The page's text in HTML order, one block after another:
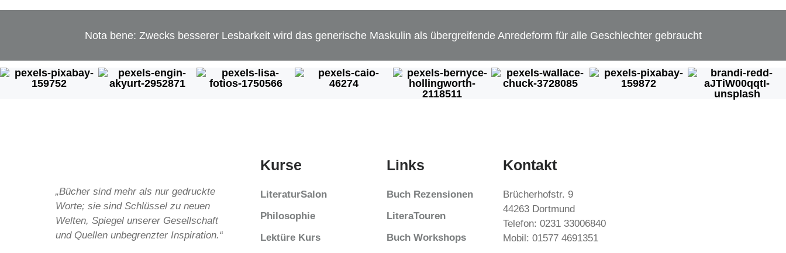
Alternative:
Nota bene: Zwecks besserer Lesbarkeit wird das generische Maskulin als übergreifende Anredeform für alle Geschlechter gebraucht
„Bücher sind mehr als nur gedruckte
Worte; sie sind Schlüssel zu neuen
Welten, Spiegel unserer Gesellschaft
und Quellen unbegrenzter Inspiration.“
Kurse
LiteraturSalon
Philosophie
Lektüre Kurs
Links
Buch Rezensionen
LiteraTouren
Buch Workshops
Kontakt
Brücherhofstr. 9
44263 Dortmund
Telefon: 0231 33006840
Mobil: 01577 4691351